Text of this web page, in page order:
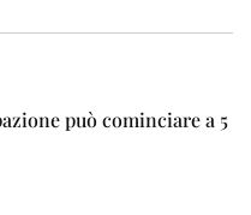
può cominciare a 5